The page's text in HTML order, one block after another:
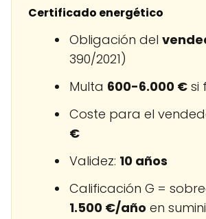
Certificado energético
Obligación del
390/2021)
Multa 600-6.000 €si
Coste para el
€
Validez: 10 años
Calificación G =
1.500 €/año en